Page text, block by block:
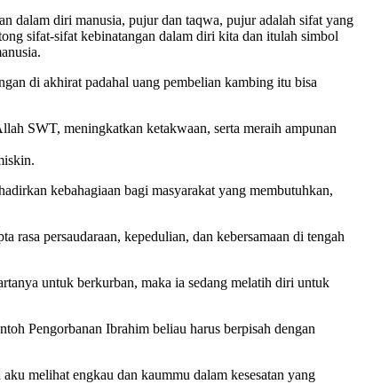
dalam diri manusia, pujur dan taqwa, pujur adalah sifat yang
sifat-sifat kebinatangan dalam diri kita dan itulah simbol
di akhirat padahal uang pembelian kambing itu bisa
SWT, meningkatkan ketakwaan, serta meraih ampunan
kebahagiaan bagi masyarakat yang membutuhkan,
persaudaraan, kepedulian, dan kebersamaan di tengah
untuk berkurban, maka ia sedang melatih diri untuk
Pengorbanan Ibrahim beliau harus berpisah dengan
melihat engkau dan kaummu dalam kesesatan yang